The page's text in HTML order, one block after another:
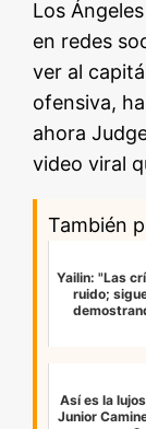
Los
en redes
ver al
ofensiva,
ahora
video viral
También
Yailin: "Las
ruido;
Así es la
Junior